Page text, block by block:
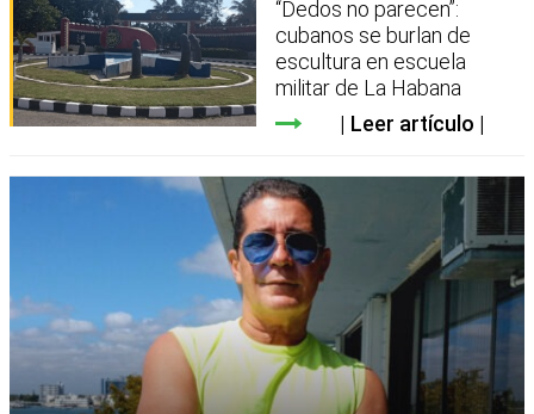
“Dedos no parecen”:
cubanos se burlan de
escultura en escuela
militar de La Habana
Leer artículo